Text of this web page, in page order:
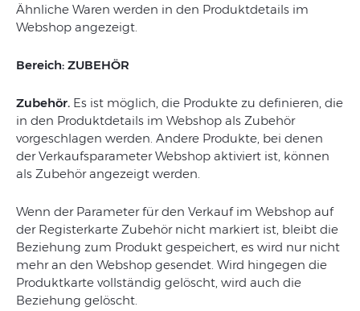
Ähnliche Waren werden in den Produktdetails im
Webshop angezeigt.
Bereich: ZUBEHÖR
Zubehör. Es ist möglich, die Produkte zu definieren, die
in den Produktdetails im Webshop als Zubehör
vorgeschlagen werden. Andere Produkte, bei denen
der Verkaufsparameter Webshop aktiviert ist, können
als Zubehör angezeigt werden.
Wenn der Parameter für den Verkauf im Webshop auf
der Registerkarte Zubehör nicht markiert ist, bleibt die
Beziehung zum Produkt gespeichert, es wird nur nicht
mehr an den Webshop gesendet. Wird hingegen die
Produktkarte vollständig gelöscht, wird auch die
Beziehung gelöscht.